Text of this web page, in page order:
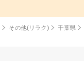
その他(リラク) 千葉県